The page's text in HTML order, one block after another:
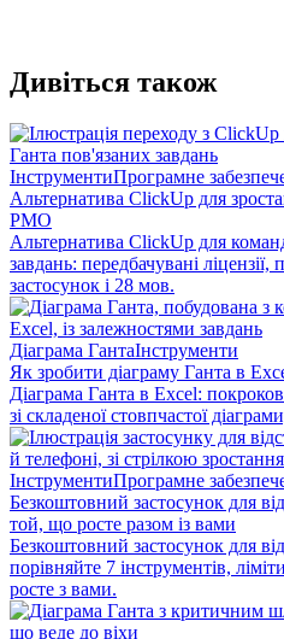
Дивіться також
ІнструментиПрограмне
Альтернатива ClickUp для
PMO
Альтернатива ClickUp для
завдань: передбачувані
застосунок і 28 мов.
Діаграма ГантаІнструменти
Як зробити діаграму Ганта в
Діаграма Ганта в Excel:
зі складеної стовпчастої
ІнструментиПрограмне
Безкоштовний застосунок для
той, що росте разом із вами
Безкоштовний застосунок для
порівняйте 7 інструментів,
росте з вами.